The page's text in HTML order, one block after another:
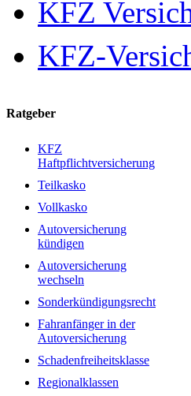
KFZ
KFZ-
Ratgeber
KFZ
Haftpflichtversicherung
Teilkasko
Vollkasko
Autoversicherung
kündigen
Autoversicherung
wechseln
Sonderkündigungsrecht
Fahranfänger in der
Autoversicherung
Schadenfreiheitsklasse
Regionalklassen